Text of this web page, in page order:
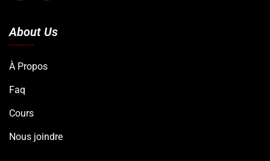
About Us
À Propos
Faq
Cours
Nous joindre